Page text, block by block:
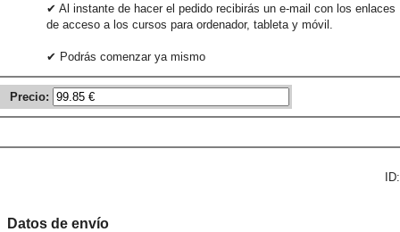
✔ Al instante de hacer el pedido recibirás un e-mail con los enlaces
de acceso a los cursos para ordenador, tableta y móvil.
✔ Podrás comenzar ya mismo
Precio:
ID:
Datos de envío